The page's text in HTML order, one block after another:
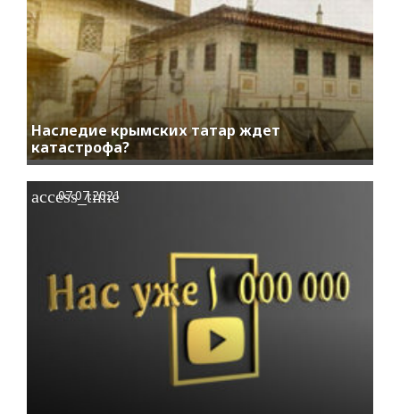
Наследие крымских татар ждет
катастрофа?
access_time
07.07.2021